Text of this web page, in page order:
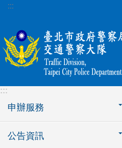
跳到主要內容區塊
:::
:::
申辦服務
公告資訊